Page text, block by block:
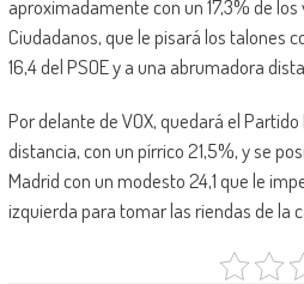
aproximadamente con un 17,3% de
Ciudadanos, que le pisará los talones
16,4 del PSOE y a una abrumadora
Por delante de VOX, quedará el
distancia, con un pírrico 21,5%, y se
Madrid con un modesto 24,1 que le
izquierda para tomar las riendas de la